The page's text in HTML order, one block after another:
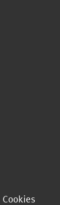
Cookies